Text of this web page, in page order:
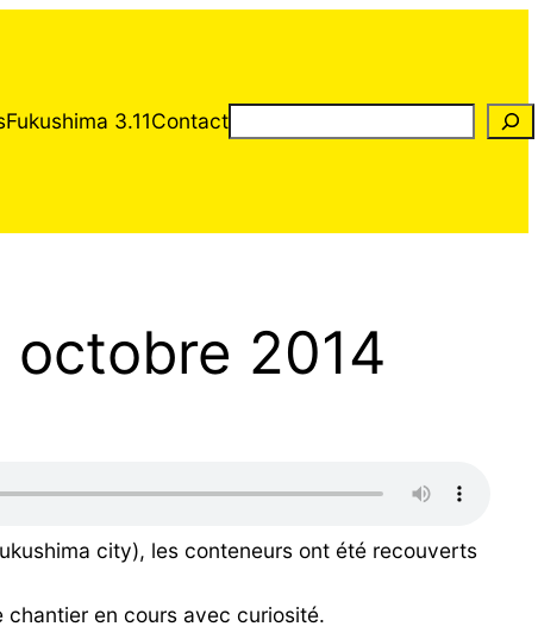
Fukushima 3.11ContactRechercher
2014
city), les conteneurs ont été recouverts
en cours avec curiosité.